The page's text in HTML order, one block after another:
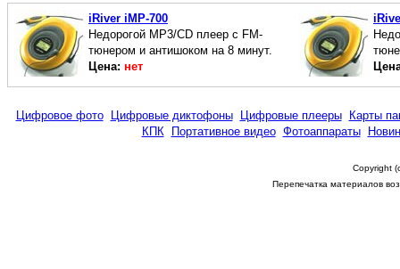
iRiver iMP-700
Недорогой MP3/CD плеер с FM-
тюнером и антишоком на 8 минут.
Цена: нет
Цифровое фото Цифровые диктофоны Цифровые плееры
Карты
КПК
Портативное видео Фотоаппараты
Copyright
Перепечатка материалов